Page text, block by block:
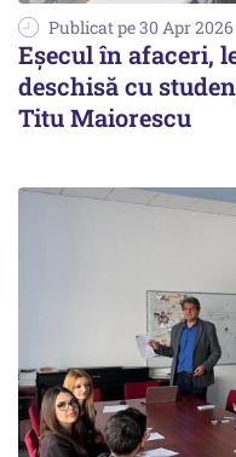
Publicat pe 30 Apr 2026
Eșecul în afaceri,
deschisă cu
Titu Maiorescu